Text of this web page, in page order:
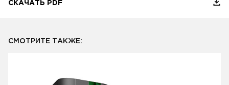
СКАЧАТЬ PDF
СМОТРИТЕ ТАКЖЕ: